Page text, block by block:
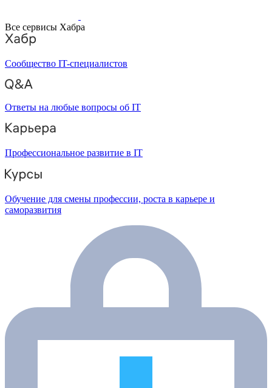
Все сервисы Хабра
Сообщество IT-специалистов
Ответы на любые вопросы об IT
Профессиональное развитие в IT
Обучение для смены профессии, роста в карьере и
саморазвития